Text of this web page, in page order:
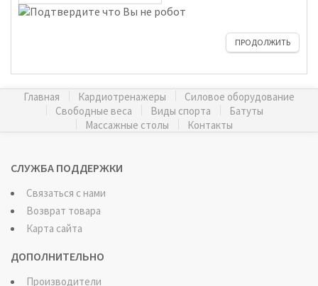
ПРОДОЛЖИТЬ
Главная Кардиотренажеры
Силовое оборудование
Свободные веса
Виды спорта
Батуты
Массажные столы
Контакты
СЛУЖБА ПОДДЕРЖКИ
Связаться с нами
Возврат товара
Карта сайта
ДОПОЛНИТЕЛЬНО
Производители